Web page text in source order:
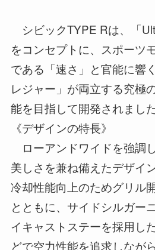
シビックTYPE Rは、「
をコンセプトに、スポーツ
である「速さ」と官能に響
レジャー」が両立する究極
能を目指して開発されました
《デザインの特長》
ローアンドワイドを強調
美しさを兼ね備えたデザイ
冷却性能向上のためグリル
とともに、サイドシルガー
イキャストステーを採用し
どで空力性能を追求しなが